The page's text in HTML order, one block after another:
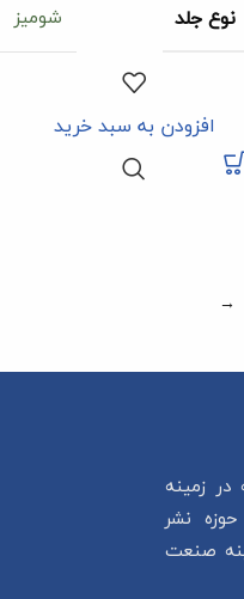
نوع جلد شومیز
افزودن به سبد خرید
→
در زمینه
نشر
صنعت